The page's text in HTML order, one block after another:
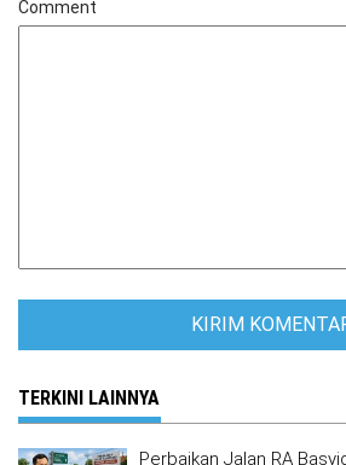
Comment
TERKINI LAINNYA
Perbaikan Jalan RA